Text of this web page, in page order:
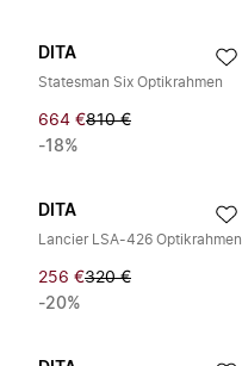
DITA
Statesman Six Optikrahmen
664 €810 €
-18%
DITA
Lancier LSA-426 Optikrahmen
256 €320 €
-20%